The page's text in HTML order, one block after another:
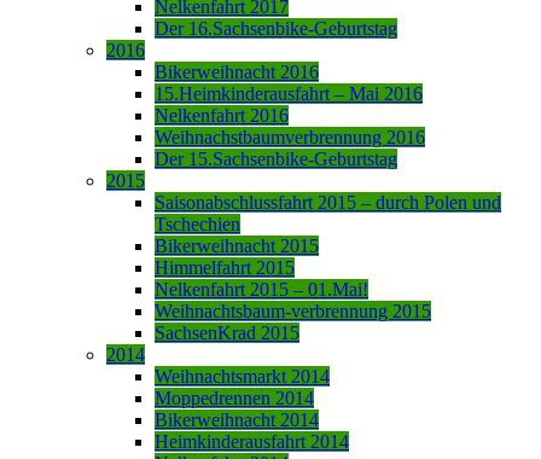
Nelkenfahrt 2017
Der 16.Sachsenbike-Geburtstag
2016
Bikerweihnacht 2016
15.Heimkinderausfahrt – Mai 2016
Nelkenfahrt 2016
Weihnachstbaumverbrennung 2016
Der 15.Sachsenbike-Geburtstag
2015
Saisonabschlussfahrt 2015 – durch Polen und
Tschechien
Bikerweihnacht 2015
Himmelfahrt 2015
Nelkenfahrt 2015 – 01.Mai!
Weihnachtsbaum-verbrennung 2015
SachsenKrad 2015
2014
Weihnachtsmarkt 2014
Moppedrennen 2014
Bikerweihnacht 2014
Heimkinderausfahrt 2014